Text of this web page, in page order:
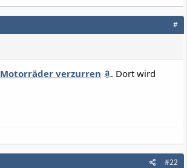
#
verzurren
. Dort wird
#22